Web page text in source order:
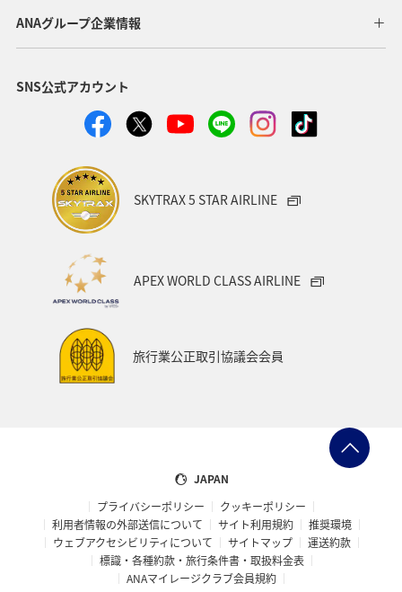
ハノイ スウェーデン クアラルンプール
ホーチミン
自然・植物 趣味 オセアニア
クリスマス
ANAグループ企業情報
SNS公式アカウント
SKYTRAX 5 STAR AIRLINE
APEX WORLD CLASS AIRLINE
旅行業公正取引協議会会員
JAPAN
プライバシーポリシー
クッキーポリシー
利用者情報の外部送信について
サイト利用規約
推奨環境
ウェブアクセシビリティについて
サイトマップ
運送約款
標識・各種約款・旅行条件書・取扱料金表
ANAマイレージクラブ会員規約